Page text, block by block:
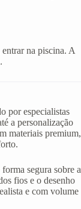
na piscina. A
por especialistas
a personalização
materiais premium,
segura sobre a
fios e o desenho
e com volume